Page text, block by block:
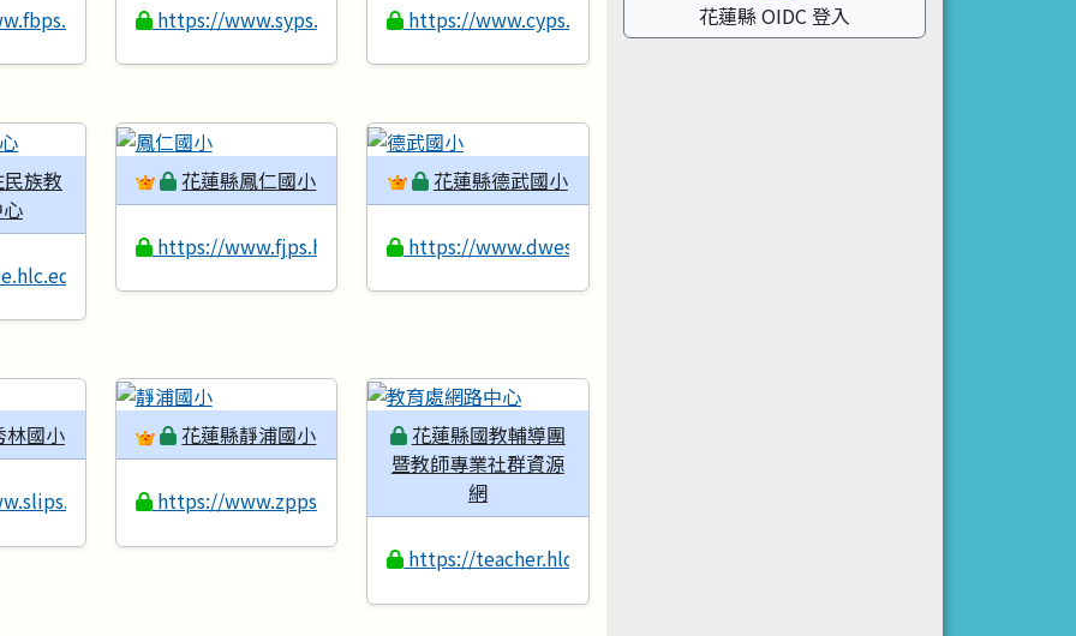
https://www.syps.hlc.edu.twhttps://www.cyps.hlc.edu.tw
族教
花蓮縣鳳仁國小
https://www.fjps.hlc.edu.tw
花蓮縣德武國小
https://www.dwes.hlc.edu.tw
林國小 花蓮縣靜浦國小
https://www.zpps.hlc.edu.tw
花蓮縣國教輔導團
暨教師專業社群資源
網
https://teacher.hlc.edu.tw
花蓮縣 OIDC 登入